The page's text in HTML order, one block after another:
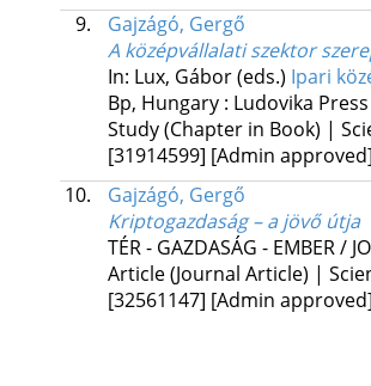
9.
Gajzágó, Gergő
A középvállalati szektor
In: Lux, Gábor (eds.) Ipari
Bp, Hungary : Ludovika Press
Study (Chapter in Book) |
[31914599] [Admin approved]
10.
Gajzágó, Gergő
Kriptogazdaság – a jövő útja
TÉR - GAZDASÁG - EMBER /
Article (Journal Article) |
[32561147] [Admin approved]